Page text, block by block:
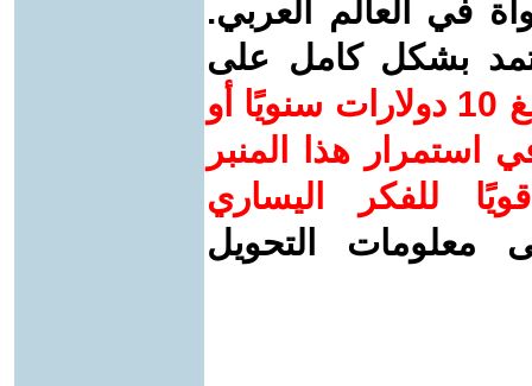
في العالم العربي.
بشكل كامل على
ساهم/ي معنا! بدعمكم بمبلغ 10 دولارات سنويًا أو
استمرار هذا المنبر
للفكر اليساري
معلومات التحويل